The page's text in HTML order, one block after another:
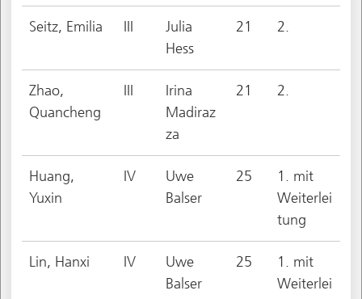
Seitz, Emilia III
Julia
Hess
21 2.
Zhao,
Quancheng
III
Irina
Madiraz
za
21 2.
Huang,
Yuxin
IV
Uwe
Balser
25
1. mit
Weiterlei
tung
Lin, Hanxi IV
Uwe
Balser
25
1. mit
Weiterlei